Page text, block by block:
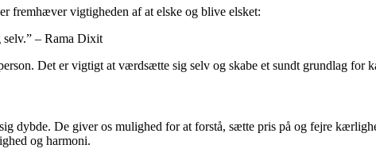
fremhæver vigtigheden af ​​at elske og blive elsket:
selv.” – Rama Dixit
Det er vigtigt at værdsætte sig selv og skabe et sundt grundlag for
De giver os mulighed for at forstå, sætte pris på og fejre
og harmoni.